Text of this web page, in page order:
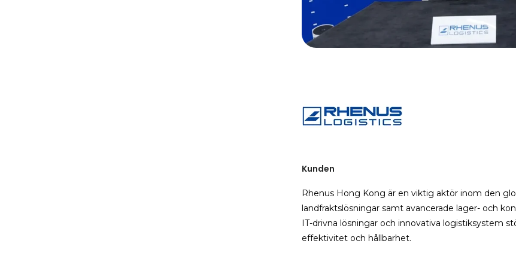
Kunden
Rhenus Hong Kong är en viktig aktör inom den
landfraktslösningar samt avancerade lager- och
IT-drivna lösningar och innovativa logistiksystem
effektivitet och hållbarhet.